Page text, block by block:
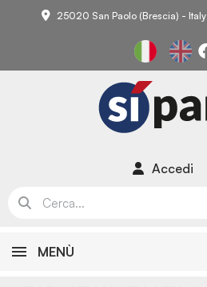
25020 San Paolo (Brescia) - Italy
Accedi
MENÙ